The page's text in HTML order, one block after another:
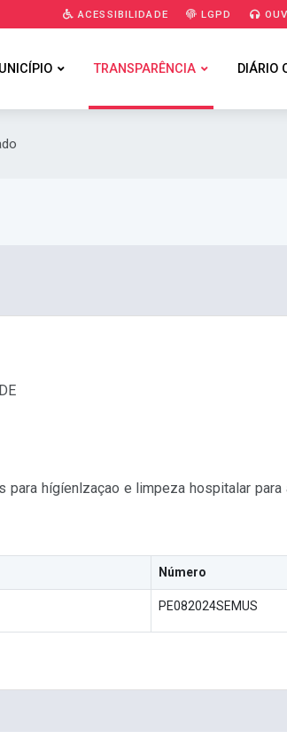
ACESSIBILIDADE LGPD
TRANSPARÊNCIA DIÁRIO
hígíenlzaçao e limpeza hospitalar
Número
PE082024SEMUS